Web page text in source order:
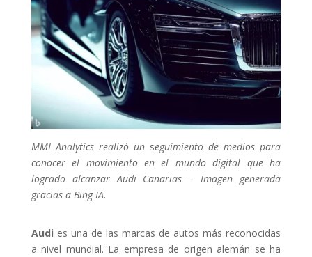
MMI Analytics realizó un seguimiento de medios para
conocer el movimiento en el mundo digital que ha
logrado alcanzar Audi Canarias –Imagen generada
gracias a Bing IA.
Audi es una de las marcas de autos más reconocidas
a nivel mundial. La empresa de origen alemán se ha